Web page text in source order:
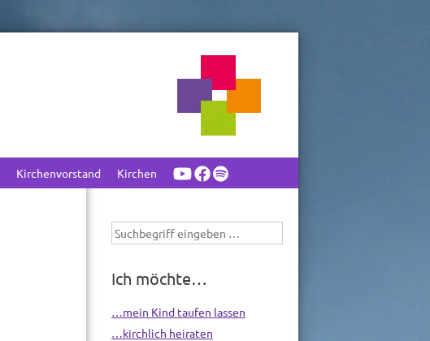
Kirchenvorstand Kirchen
Suchbegriff
eingeben
Ich möchte…
…mein Kind taufen lassen
…kirchlich heiraten